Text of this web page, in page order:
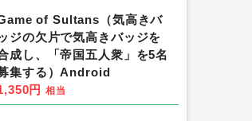
of Sultans（気高きバ
ジの欠片で気高きバッジを
成し、「帝国五人衆」を5名
集する）Android
円 相当